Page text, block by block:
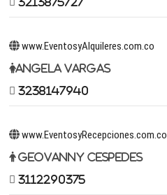
www.EventosyAlquileres.com.co
Angela Vargas
3238147940
www.EventosyRecepciones.com.co
Geovanny Cespedes
3112290375